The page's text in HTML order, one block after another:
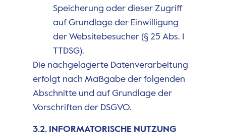
Speicherung oder dieser Zugriff
auf Grundlage der Einwilligung
der Websitebesucher (§ 25 Abs. 1
TTDSG).
Die nachgelagerte Datenverarbeitung
erfolgt nach Maßgabe der folgenden
Abschnitte und auf Grundlage der
Vorschriften der DSGVO.
3.2. INFORMATORISCHE NUTZUNG